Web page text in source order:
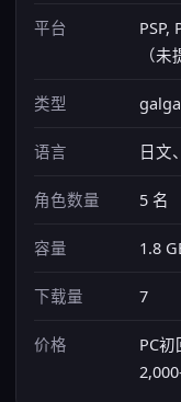
平台
PSP,
（
类型
语言 日文
角色数量 5 名
容量 1.8
下载量 7
价格
PC